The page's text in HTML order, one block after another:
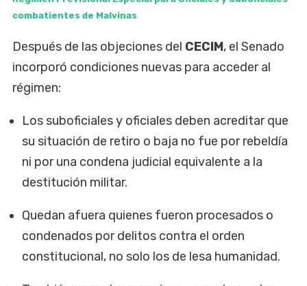
combatientes de Malvinas.
Después de las objeciones del CECIM, el Senado
incorporó condiciones nuevas para acceder al
régimen:
Los suboficiales y oficiales deben acreditar que
su situación de retiro o baja no fue por rebeldía
ni por una condena judicial equivalente a la
destitución militar.
Quedan afuera quienes fueron procesados o
condenados por delitos contra el orden
constitucional, no solo los de lesa humanidad.